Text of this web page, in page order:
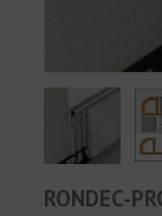
RONDEC-